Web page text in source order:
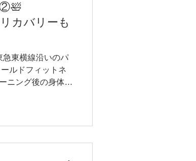
②🛀
カバリーも
東横線沿いのパ
ルドフィットネ
ニング後の身体の